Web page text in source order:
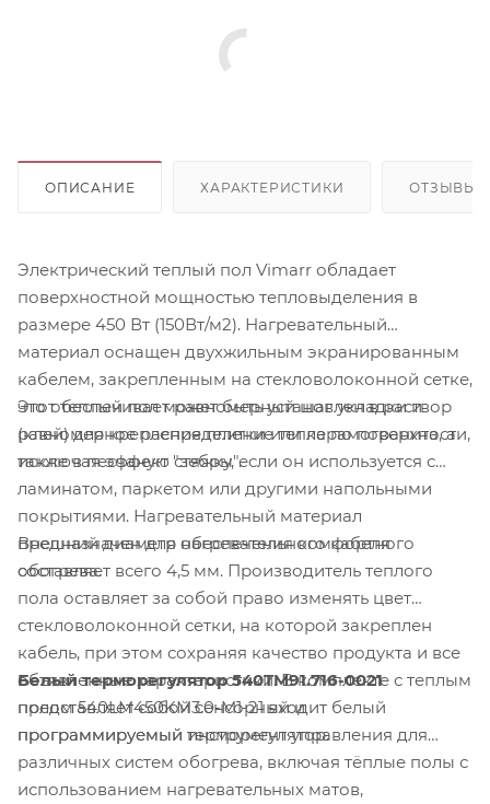
ОПИСАНИЕ ХАРАКТЕРИСТИКИ ОТЗЫВЫ
Электрический теплый пол Vimarr обладает
поверхностной мощностью тепловыделения в
размере 450 Вт (150Вт/м2). Нагревательный
материал оснащен двухжильным экранированным
кабелем, закрепленным на стекловолоконной сетке,
что обеспечивает равномерный шаг укладки и
равномерное распределение тепла по поверхности,
исключая эффект "зебры".
Этот теплый пол может быть установлен в раствор
(клей) для крепления плитки или керамогранита, а
также в песчаную стяжку, если он используется с
ламинатом, паркетом или другими напольными
покрытиями. Нагревательный материал
предназначен для обеспечения комфортного
обогрева.
Внешний диаметр нагревательного кабеля
составляет всего 4,5 мм. Производитель теплого
пола оставляет за собой право изменять цвет
стекловолоконной сетки, на которой закреплен
кабель, при этом сохраняя качество продукта и все
объявленные характеристики. В комплекте с теплым
полом 540LM450KM3.0-M1-21 входит белый
программируемый терморегулятор.
Белый терморегулятор 540TM91.716-0021
представляет собой сенсорный и
программируемый инструмент управления для
различных систем обогрева, включая тёплые полы с
использованием нагревательных матов,